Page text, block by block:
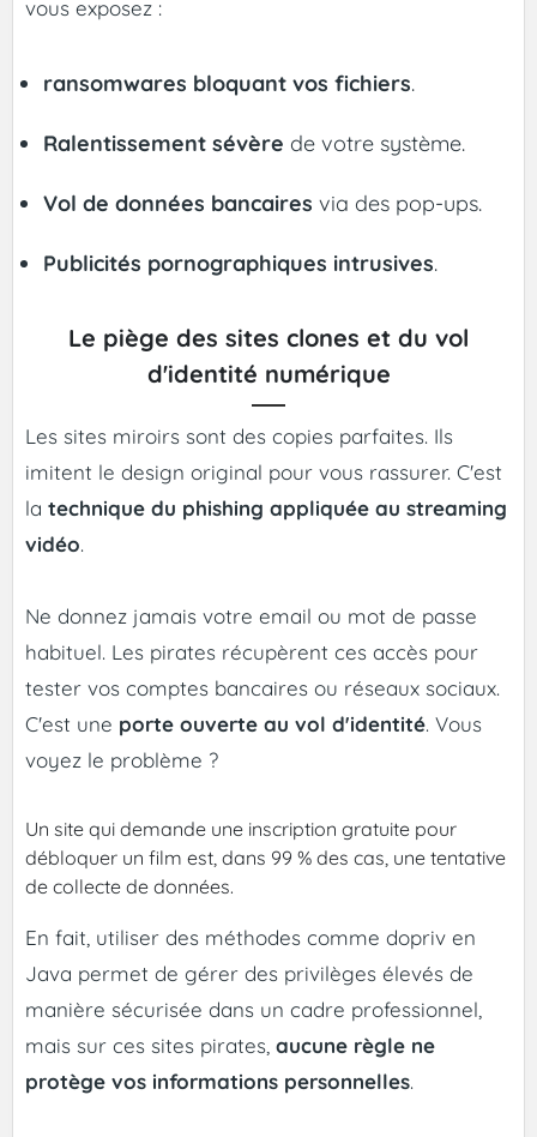
vous exposez :
ransomwares bloquant vos fichiers.
Ralentissement sévère de votre système.
Vol de données bancaires via des pop-ups.
Publicités pornographiques intrusives.
Le piège des sites clones et du vol
d'identité numérique
Les sites miroirs sont des copies parfaites. Ils
imitent le design original pour vous rassurer. C'est
la technique du phishing appliquée au streaming
vidéo.
Ne donnez jamais votre email ou mot de passe
habituel. Les pirates récupèrent ces accès pour
tester vos comptes bancaires ou réseaux sociaux.
C'est une porte ouverte au vol d'identité. Vous
voyez le problème ?
Un site qui demande une inscription gratuite pour
débloquer un film est, dans 99 % des cas, une tentative
de collecte de données.
En fait, utiliser des méthodes comme dopriv en
Java permet de gérer des privilèges élevés de
manière sécurisée dans un cadre professionnel,
mais sur ces sites pirates, aucune règle ne
protège vos informations personnelles.